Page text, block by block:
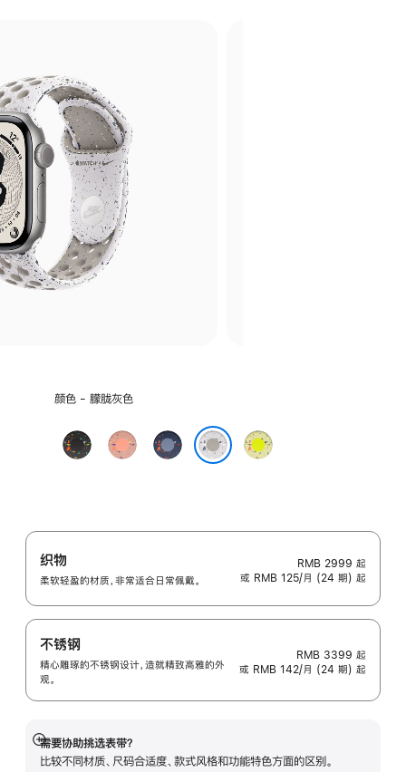
选
色:
颜色 - 朦胧灰色
午
夜
山
霞
缎
带
荧
光
织物
柔软轻盈的材质，非常适合日常佩戴。
RMB 2999 起
或 RMB 125/月 (24 期) 起
不锈钢
精心雕琢的不锈钢设计，造就精致高雅的外
观。
RMB 3399 起
或 RMB 142/月 (24 期) 起
需要协助挑选表带？
比较不同材质、尺码合适度、款式风格和功能特色方面的区别。
展
开